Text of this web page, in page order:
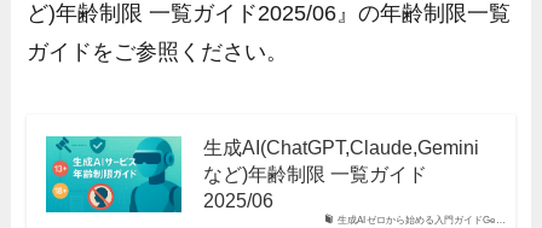
ど)年齢制限 一覧ガイド2025/06』の年齢制限一覧
ガイドをご参照ください。
生成AIゼロから始める入門ガイドGe…
生成AI(ChatGPT,Claude,Gemini
など)年齢制限 一覧ガイド
2025/06